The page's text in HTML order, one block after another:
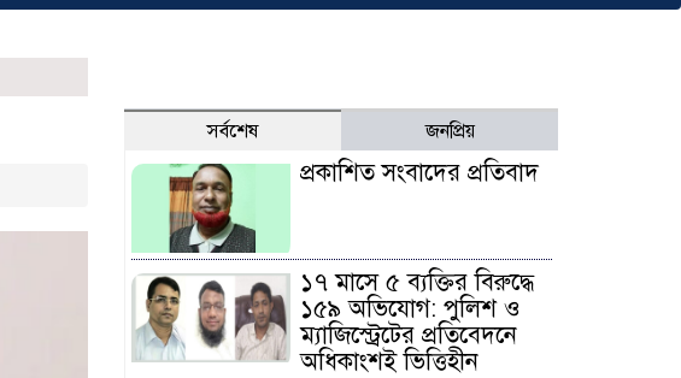
সর্বশেষ জনপ্রিয়
প্রকাশিত সংবাদের প্রতিবাদ
১৭ মাসে ৫ ব্যক্তির বিরুদ্ধে
১৫৯ অভিযোগ: পুলিশ ও
ম্যাজিস্ট্রেটের প্রতিবেদনে
অধিকাংশই ভিত্তিহীন